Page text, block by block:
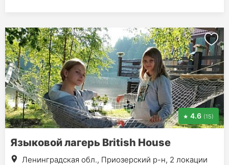
4.6 (15)
Языковой лагерь British House
Ленинградская обл., Приозерский р-н, 2 локации